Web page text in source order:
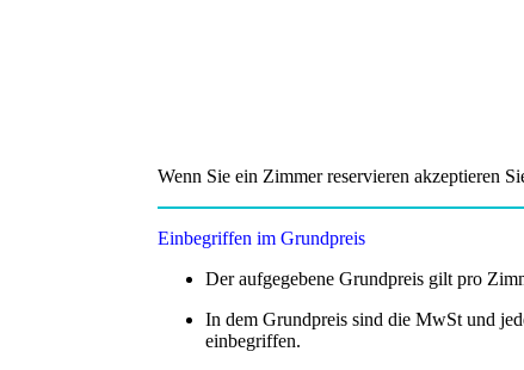
Wenn Sie ein Zimmer reservieren akzeptieren
Einbegriffen im Grundpreis
Der aufgegebene Grundpreis gilt pro
In dem Grundpreis sind die MwSt und
einbegriffen.